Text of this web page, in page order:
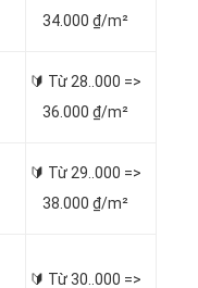
34.000 ₫/m²
🔰 Từ 28..000 =>
36.000 ₫/m²
🔰 Từ 29..000 =>
38.000 ₫/m²
🔰 Từ30..000 =>